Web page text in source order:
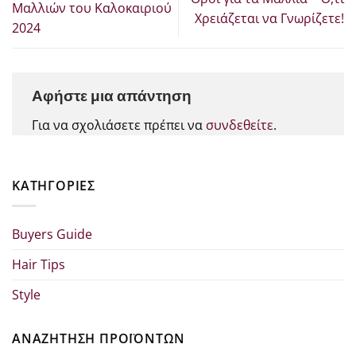
Μαλλιών του Καλοκαιριού
2024
Χρειάζεται να Γνωρίζετε!
Αφήστε μια απάντηση
Για να σχολιάσετε πρέπει να συνδεθείτε.
KΑΤΗΓΟΡΊΕΣ
Buyers Guide
Hair Tips
Style
ΑΝΑΖΗΤΗΣΗ ΠΡΟΪΟΝΤΩΝ